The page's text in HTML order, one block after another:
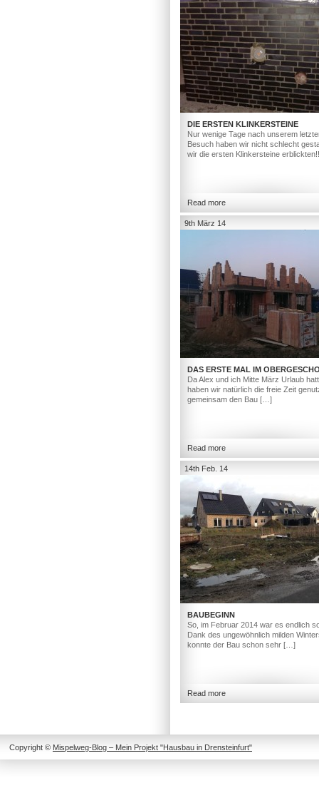
DIE ERSTEN KLINKERSTEINE
Nur wenige Tage nach unserem
Besuch haben wir nicht schlecht
wir die ersten Klinkersteine
Read more
9th März 14
DAS ERSTE MAL IM
Da Alex und ich Mitte März Urlaub
haben wir natürlich die freie Zeit
gemeinsam den Bau […]
Read more
14th Feb. 14
BAUBEGINN
So, im Februar 2014 war es endlich
Dank des ungewöhnlich milden
konnte der Bau schon sehr […]
Read more
Copyright © Mispelweg-Blog – Mein Projekt "Hausbau in Drensteinfurt"